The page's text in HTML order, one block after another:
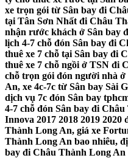
xe trọn gói từ Sân bay đi
tại Tân Sơn Nhất đi Châu
nhận rước khách ở Sân bay
lịch 4-7 chỗ đón Sân bay đi
thuê xe 7 chỗ tại Sân bay đi
thuê xe 7 chỗ ngồi ở TSN đi
chỗ trọn gói đón người nhà
An, xe 4c-7c từ Sân bay Sài
dịch vụ 7c đón Sân bay
4-7 chỗ đón Sân bay đi
Innova 2017 2018 2019
Thành Long An, giá xe
Thành Long An bao nhiêu,
bay đi Châu Thành Long